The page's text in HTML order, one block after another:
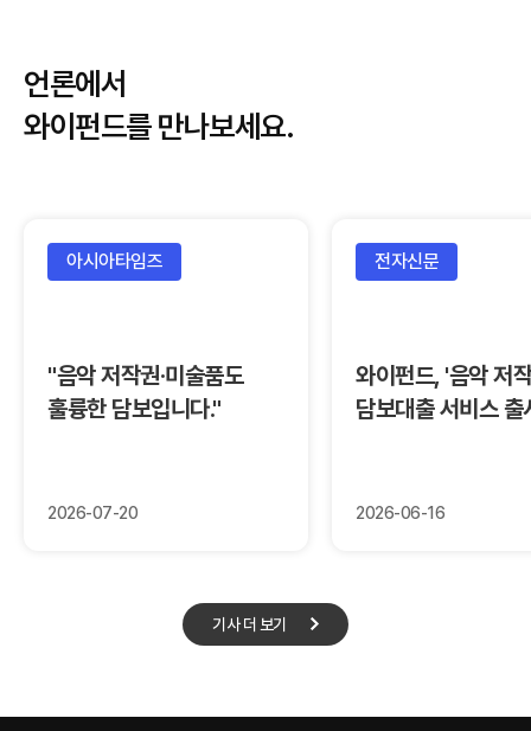
언론에서
와이펀드를 만나보세요.
아시아타임즈
"음악 저작권·미술품도
훌륭한 담보입니다."
2026-07-20
전자신문
와이펀드, '음악 저
담보대출 서비스 출
2026-06-16
기사 더 보기